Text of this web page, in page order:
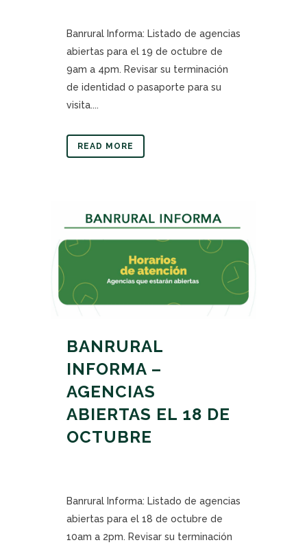
Banrural Informa: Listado de agencias
abiertas para el 19 de octubre de
9am a 4pm. Revisar su terminación
de identidad o pasaporte para su
visita....
READ MORE
BANRURAL
INFORMA –
AGENCIAS
ABIERTAS EL 18 DE
OCTUBRE
Banrural Informa: Listado de agencias
abiertas para el 18 de octubre de
10am a 2pm. Revisar su terminación